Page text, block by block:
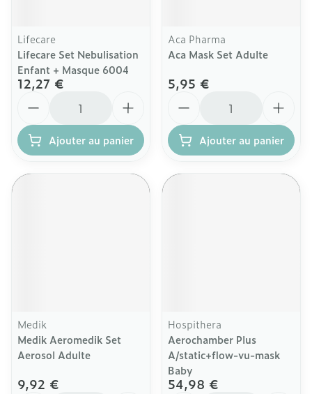
Lifecare
Lifecare Set Nebulisation
Enfant + Masque 6004
12,27 €
Ajouter au panier
Aca Pharma
Aca Mask Set Adulte
5,95 €
Ajouter au panier
Medik
Medik Aeromedik Set
Aerosol Adulte
9,92 €
Hospithera
Aerochamber Plus
A/static+flow-vu-mask
Baby
54,98 €